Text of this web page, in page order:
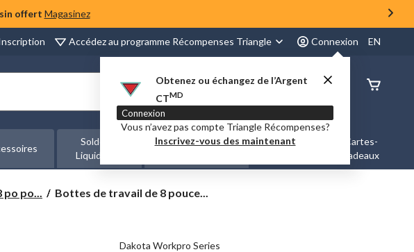
offert Magasinez
Accédez au programme Récompenses Triangle Connexion
Obtenez ou échangez de l’Argent
CTMD
Connexion
Vous n’avez pas compte Triangle Récompenses?
Inscrivez-vous des maintenant
EN
État de
Soldes &
Liquidation
Nouveautés et
Marques
Cartes-
cadeaux
po po...
Bottes
Bottes de travail de 8 pouce...
Dakota Workpro Series